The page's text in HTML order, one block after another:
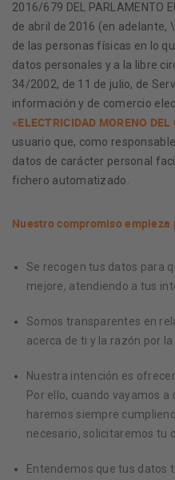
2016/679 DEL PARLAMENTO
de abril de 2016 (en adelante,
de las personas físicas en lo
datos personales y a la libre
34/2002, de 11 de julio, de
información y de comercio
«ELECTRICIDAD MORENO
usuario que, como
datos de carácter personal
fichero automatizado.
Nuestro compromiso
Se recogen tus datos para
mejore, atendiendo a tus
Somos transparentes en
acerca de ti y la razón por la
Nuestra intención es
Por ello, cuando vayamos
haremos siempre
necesario, solicitaremos tu
Entendemos que tus datos